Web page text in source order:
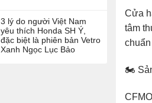
3 lý do người Việt Nam
yêu thích Honda SH Ý,
đặc biệt là phiên bản Vetro
Xanh Ngọc Lục Bảo
Cửa
tâm
🏍️